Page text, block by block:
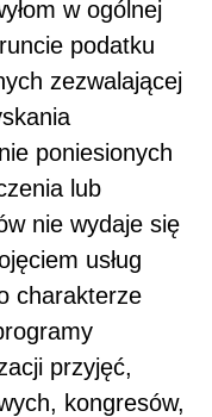
w ogólnej
podatku
zezwalającej
poniesionych
lub
nie wydaje się
usług
charakterze
przyjęć,
kongresów,